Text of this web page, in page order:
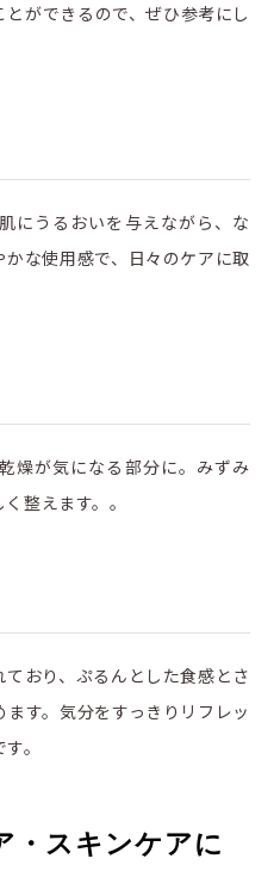
ができるので、ぜひ参考にし
にうるおいを与えながら、な
な使用感で、日々のケアに取
燥が気になる部分に。みずみ
整えます。。
おり、ぷるんとした食感とさ
す。気分をすっきりリフレッ
。
・スキンケアに